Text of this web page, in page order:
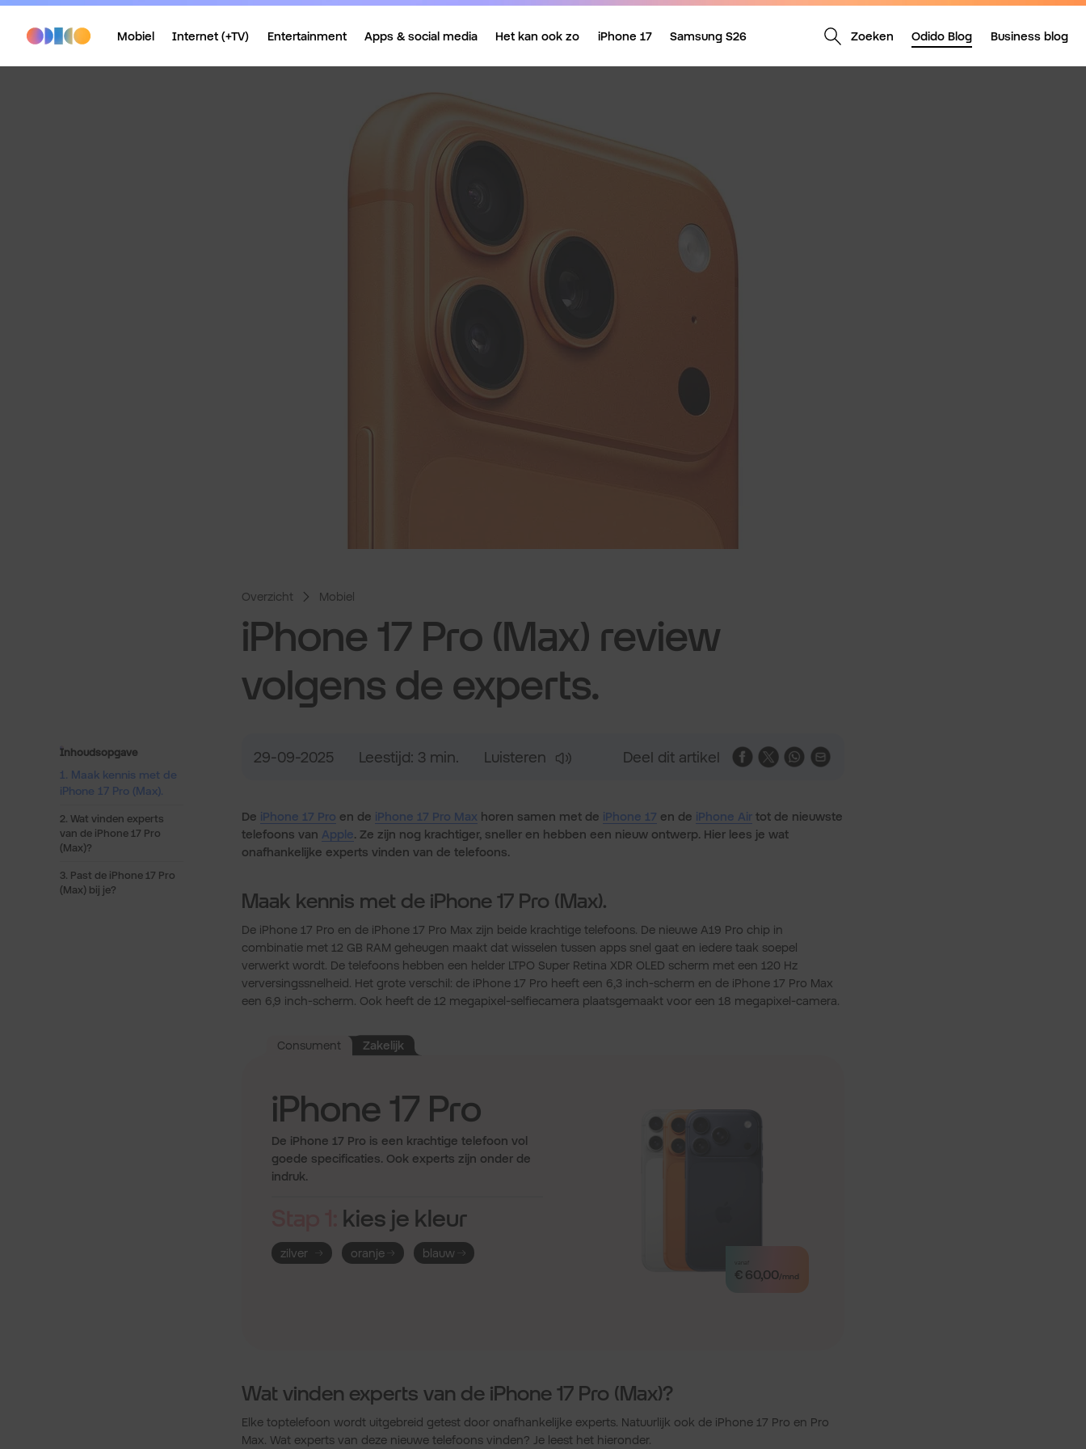
Mobiel Internet (+TV) Entertainment Apps & social media Het kan ook zo iPhone 17 Samsung S26 Zoeken Odido Blog Business blog
Inhoudsopgave
1. Maak kennis met de
iPhone 17 Pro (Max).
2. Wat vinden experts
van de iPhone 17 Pro
(Max)?
3. Past de iPhone 17 Pro
(Max) bij je?
Overzicht Mobiel
iPhone 17 Pro (Max) review
volgens de experts.
29-09-2025 Leestijd: 3 min. Luisteren Deel dit artikel
De iPhone 17 Pro en de iPhone 17 Pro Max horen samen met de iPhone 17 en de iPhone Airtot de nieuwste
telefoons van Apple. Ze zijn nog krachtiger, sneller en hebben een nieuw ontwerp. Hier lees je wat
onafhankelijke experts vinden van de telefoons.
Maak kennis met de iPhone 17 Pro (Max).
De iPhone 17 Pro en de iPhone 17 Pro Max zijn beide krachtige telefoons. De nieuwe A19 Pro chip in
combinatie met 12 GB RAM geheugen maakt dat wisselen tussen apps snel gaat en iedere taak soepel
verwerkt wordt. De telefoons hebben een helder LTPO Super Retina XDR OLED scherm met een 120 Hz
verversingssnelheid. Het grote verschil: de iPhone 17 Pro heeft een 6,3 inch-scherm en de iPhone 17 Pro Max
een 6,9 inch-scherm. Ook heeft de 12 megapixel-selfiecamera plaatsgemaakt voor een 18 megapixel-camera.
Consument Zakelijk
iPhone 17 Pro
De iPhone 17 Pro is een krachtige telefoon vol
goede specificaties. Ook experts zijn onder de
indruk.
kies je kleur
zilver oranje blauw
€ 60,00/mnd
Wat vinden experts van de iPhone 17 Pro (Max)?
Elke toptelefoon wordt uitgebreid getest door onafhankelijke experts. Natuurlijk ook de iPhone 17 Pro en Pro
Max. Wat experts van deze nieuwe telefoons vinden? Je leest het hieronder.